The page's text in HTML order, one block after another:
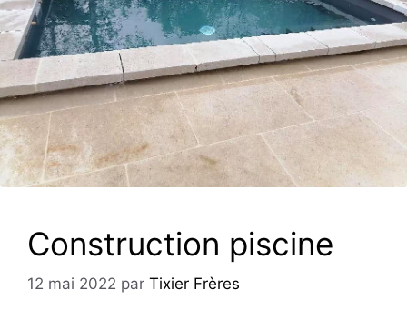
Construction piscine
12 mai 2022 par Tixier Frères